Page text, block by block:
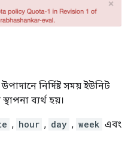
উপাদানে নির্দিষ্ট সময় ইউনিট
ব্যর্থ হয়।
, hour , day , week এবং